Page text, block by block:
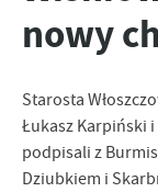
nowy
Starosta
Łukasz Karpiński
podpisali z
Dziubkiem i
personalizację
treści.
korzystania z
jej do Twoich
funkcjonalne i
dostępność
Analityczne
Analityczne pliki